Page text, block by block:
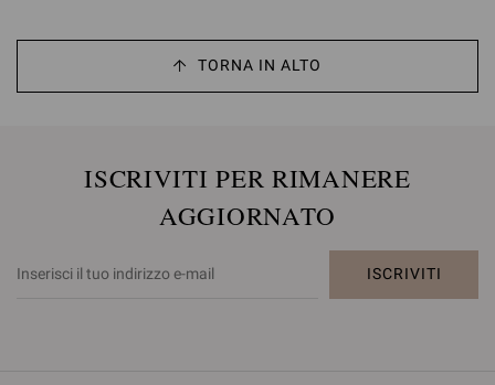
TORNA IN ALTO
ISCRIVITI PER RIMANERE
AGGIORNATO
ISCRIVITI